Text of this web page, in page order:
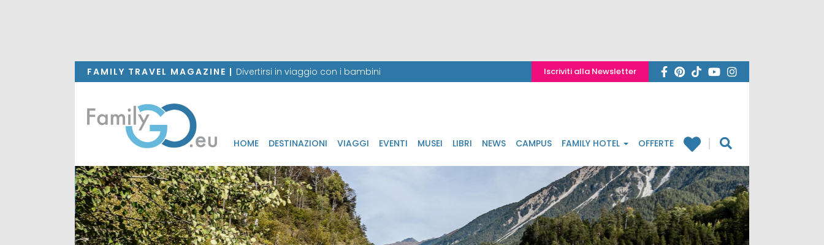
FAMILY TRAVEL MAGAZINE | Divertirsi in viaggio con i bambini Iscriviti alla Newsletter
HOME DESTINAZIONI VIAGGI EVENTI MUSEI LIBRI NEWS CAMPUS FAMILY HOTEL OFFERTE